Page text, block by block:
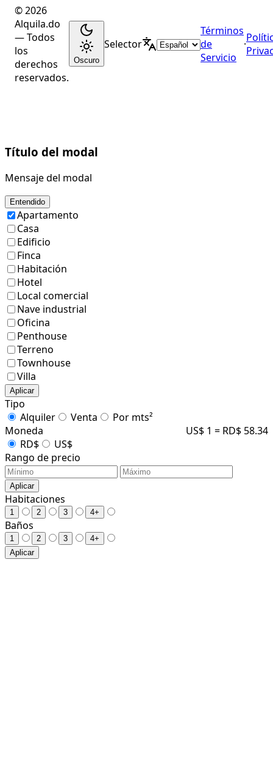
© 2026
Alquila.do
— Todos
los
derechos
reservados.
Oscuro
Selector
Términos
de
Servicio
·
Título del modal
Mensaje del modal
Entendido
Apartamento
Casa
Edificio
Finca
Habitación
Hotel
Local comercial
Nave industrial
Oficina
Penthouse
Terreno
Townhouse
Villa
Aplicar
Tipo
Alquiler
Venta
Por mts²
Moneda
US$ 1 = RD$ 58.34
RD$
US$
Rango de precio
Aplicar
Habitaciones
1 2 3 4+
Baños
1 2 3
4+
Aplicar